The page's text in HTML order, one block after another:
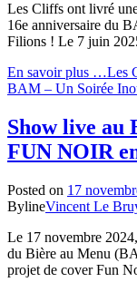
Les Cliffs ont livré
16e anniversaire du
Filions ! Le 7 juin
En savoir plus …Les
BAM – Un Soirée
Show live au
FUN NOIR
Posted on 17
BylineVincent Le
Le 17 novembre
du Bière au Menu
projet de cover Fun